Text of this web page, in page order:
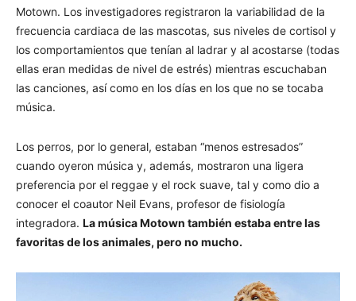
Motown. Los investigadores registraron la variabilidad de la
frecuencia cardiaca de las mascotas, sus niveles de cortisol y
los comportamientos que tenían al ladrar y al acostarse (todas
ellas eran medidas de nivel de estrés) mientras escuchaban
las canciones, así como en los días en los que no se tocaba
música.
Los perros, por lo general, estaban “menos estresados”
cuando oyeron música y, además, mostraron una ligera
preferencia por el reggae y el rock suave, tal y como dio a
conocer el coautor Neil Evans, profesor de fisiología
integradora. La música Motown también estaba entre las
favoritas de los animales, pero no mucho.